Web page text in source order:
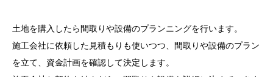
土地を購入したら間取りや設備のプランニングを行います。
施工会社に依頼した見積もりも使いつつ、間取りや設備のプラン
を立て、資金計画を確認して決定します。